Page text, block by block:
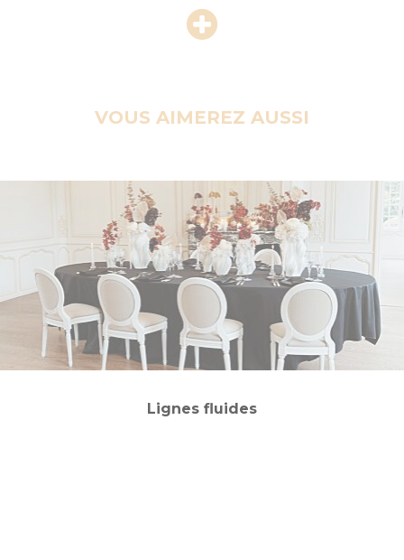
VOUS AIMEREZ AUSSI
Lignes fluides